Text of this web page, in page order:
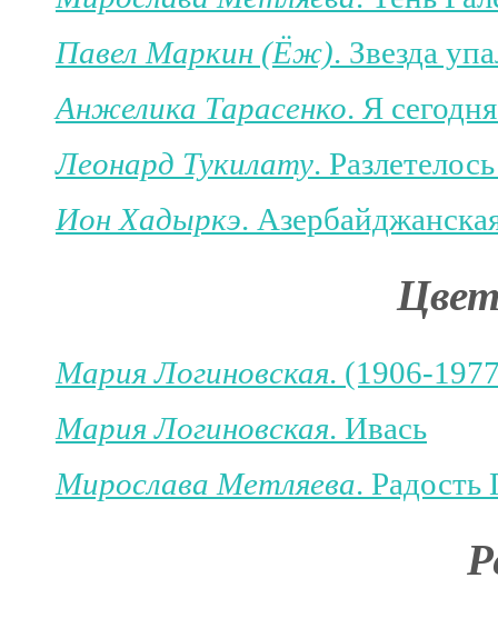
Павел Маркин (Ёж). Звезда
Анжелика Тарасенко. Я
Леонард Тукилату.
Ион Хадыркэ.
Мария Логиновская. (1906-
Мария Логиновская. Ивась
Мирослава Метляева. Радость